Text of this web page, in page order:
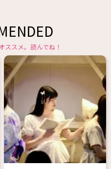
ススメ。読んでね！